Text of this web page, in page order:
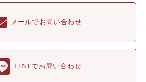
メールでお問い合わせ
LINEでお問い合わせ